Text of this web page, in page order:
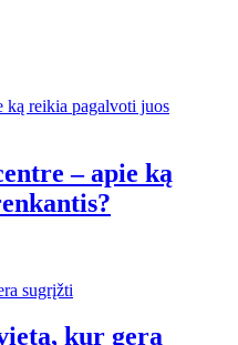
– apie ką
kur gera